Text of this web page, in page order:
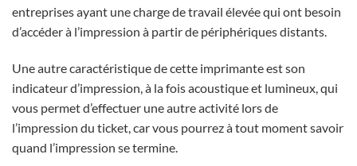
entreprises ayant une charge de travail élevée qui ont besoin
d’accéder à l’impression à partir de périphériques distants.
Une autre caractéristique de cette imprimante est son
indicateur d’impression, à la fois acoustique et lumineux, qui
vous permet d’effectuer une autre activité lors de
l’impression du ticket, car vous pourrez à tout moment savoir
quand l’impression se termine.